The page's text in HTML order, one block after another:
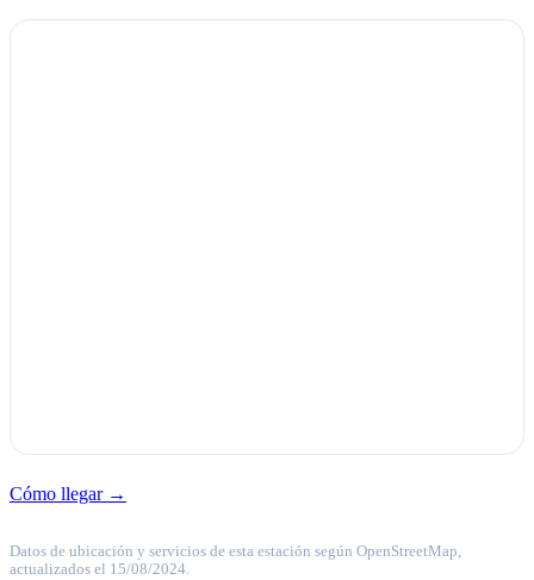
Cómo llegar →
Datos de ubicación y servicios de esta estación según OpenStreetMap,
actualizados el 15/08/2024.